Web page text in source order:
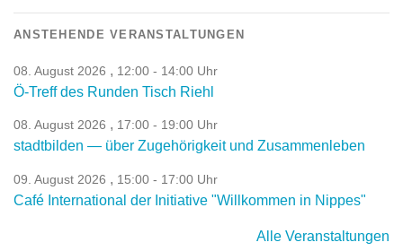
ANSTEHENDE VERANSTALTUNGEN
08. August 2026 , 12:00 - 14:00 Uhr
Ö-Treff des Runden Tisch Riehl
08. August 2026 , 17:00 - 19:00 Uhr
stadtbilden — über Zugehörigkeit und Zusammenleben
09. August 2026 , 15:00 - 17:00 Uhr
Café International der Initiative "Willkommen in Nippes"
Alle Veranstaltungen